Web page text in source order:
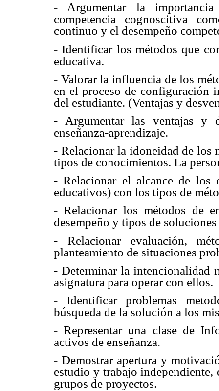
- Argumentar la
competencia cognoscitiva
continuo y el desempeño
- Identificar los métodos que
educativa.
- Valorar la influencia de los
en el proceso de configuración
del estudiante. (Ventajas y
- Argumentar las ventajas y
enseñanza-aprendizaje.
- Relacionar la idoneidad de los
tipos de conocimientos. La
- Relacionar el alcance de los
educativos) con los tipos de
- Relacionar los métodos de
desempeño y tipos de
- Relacionar evaluación,
planteamiento de situaciones
- Determinar la intencionalidad
asignatura para operar con ellos.
- Identificar problemas
búsqueda de la solución a los
- Representar una clase de
activos de enseñanza.
- Demostrar apertura y
estudio y trabajo
grupos de proyectos.